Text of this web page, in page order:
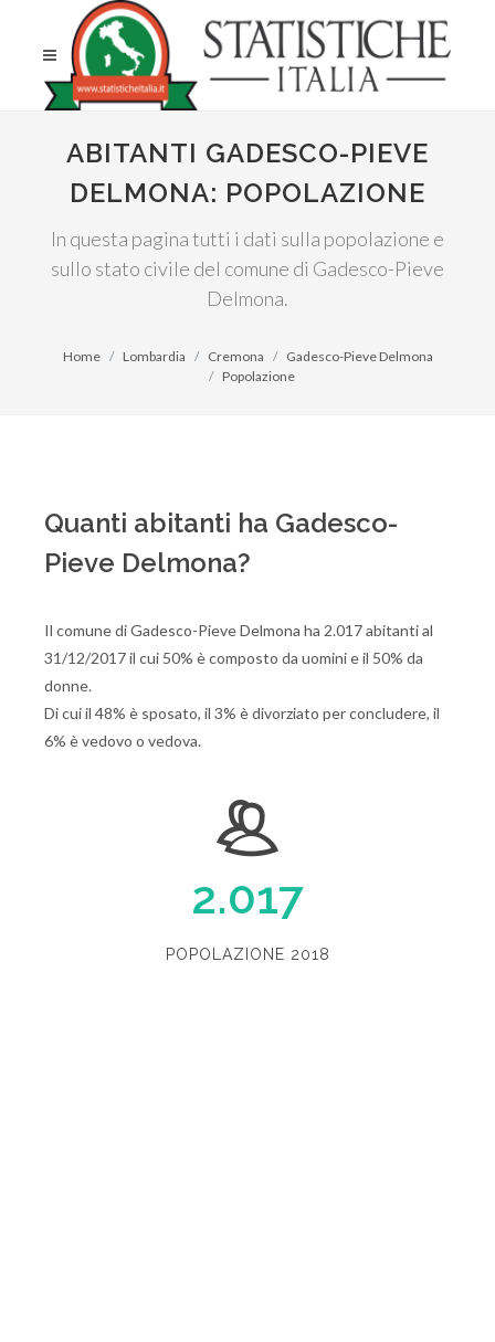
ABITANTI GADESCO-PIEVE
DELMONA: POPOLAZIONE
In questa pagina tutti i dati sulla popolazione e
sullo stato civile del comune di Gadesco-Pieve
Delmona.
Home Lombardia Cremona
Gadesco-Pieve Delmona
Popolazione
Quanti abitanti ha Gadesco-
Pieve Delmona?
Il comune di Gadesco-Pieve Delmona ha 2.017 abitanti al
31/12/2017 il cui 50% è composto da uomini e il 50% da
donne.
Di cui il 48% è sposato, il 3% è divorziato per concludere, il
6% è vedovo o vedova.
2.017
POPOLAZIONE 2018